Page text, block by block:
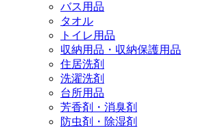
バス用品
タオル
トイレ用品
収納用品・収納保護用品
住居洗剤
洗濯洗剤
台所用品
芳香剤・消臭剤
防虫剤・除湿剤